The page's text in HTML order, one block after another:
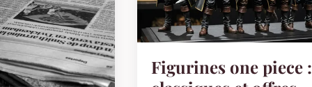
Figurines one piece :